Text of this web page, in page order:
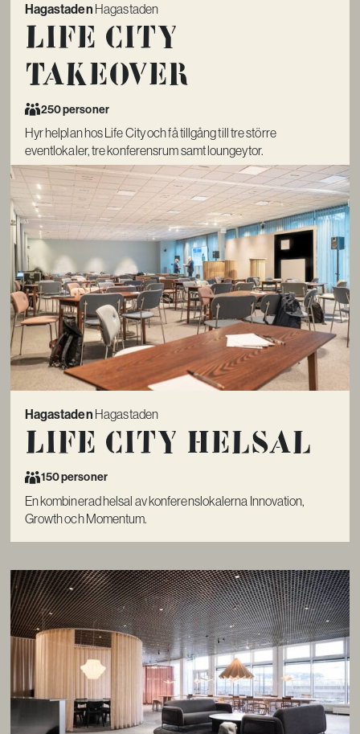
Hagastaden Hagastaden
Life City
Takeover
250 personer
Hyr helplan hos Life City och få tillgång till tre större
eventlokaler, tre konferensrum samt loungeytor.
Hagastaden Hagastaden
Life City Helsal
150 personer
En kombinerad helsal av konferenslokalerna Innovation,
Growth och Momentum.